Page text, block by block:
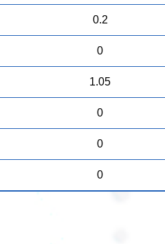
0.2
0
1.05
0
0
0